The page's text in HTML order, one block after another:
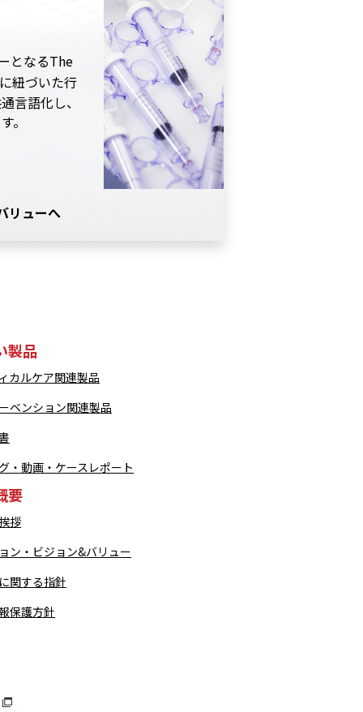
となるThe
に紐づいた行
言語化し、
。
リューへ
製品
カルケア関連製品
ベンション関連製品
・動画・ケースレポート
要
拶
ン・ビジョン&バリュー
関する指針
保護方針